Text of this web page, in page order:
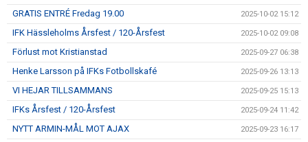
GRATIS ENTRÉ Fredag 19.00 2025-10-02 15:12
IFK Hässleholms Årsfest / 120-Årsfest 2025-10-02 09:08
Förlust mot Kristianstad 2025-09-27 06:38
Henke Larsson på IFKs Fotbollskafé 2025-09-26 13:13
VI HEJAR TILLSAMMANS 2025-09-25 15:13
IFKs Årsfest / 120-Årsfest 2025-09-24 11:42
NYTT ARMIN-MÅL MOT AJAX 2025-09-23 16:17